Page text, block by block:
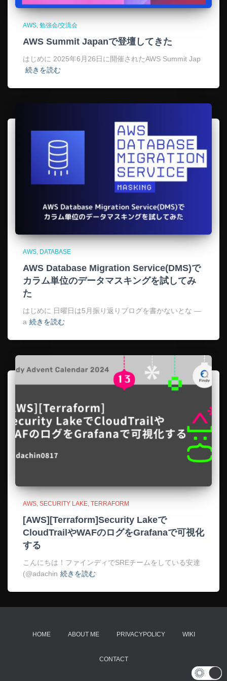
AWS 勉強会/交流会
AWS Summit Japanで登壇してきた
はじめに 2025年6月26日に開催されたAWS Summit Jap
続きを読む
AWS DATABASE
AWS Database Migration Service(DMS)で
カラム単位のデータマスキングを試してみ
た
はじめに 日曜日は5月振り返りブログを書かないとな —
a 続きを読む
AWS SECURITY LAKE TERRAFORM
[AWS][Terraform]Security Lakeで
CloudTrailやWAFのログをGrafanaで可視化
する
こんにちは！ファインディでSREチームをしている安達
(@adachin 続きを読む
HOME ABOUT ME PRIVACYPOLICY WIKI
CONTACT